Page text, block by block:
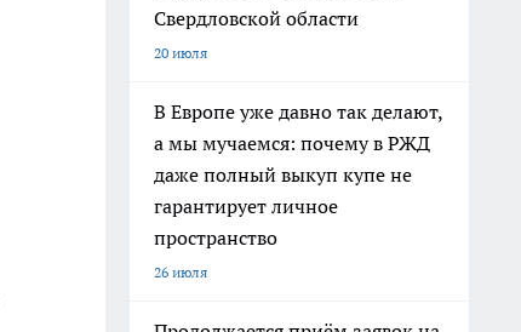
Свердловской области
20 июля
В Европе уже давно так делают,
а мы мучаемся: почему в РЖД
даже полный выкуп купе не
гарантирует личное
пространство
26 июля